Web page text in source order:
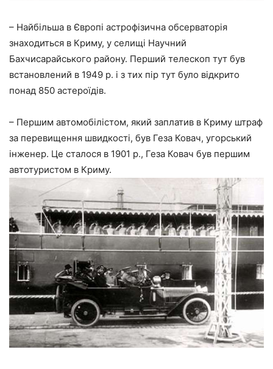
– Найбільша в Європі астрофізична обсерваторія
знаходиться в Криму, у селищі Научний
Бахчисарайського району. Перший телескоп тут був
встановлений в 1949 р. і з тих пір тут було відкрито
понад 850 астероїдів.
– Першим автомобілістом, який заплатив в Криму штраф
за перевищення швидкості, був Геза Ковач, угорський
інженер. Це сталося в 1901 р., Геза Ковач був першим
автотуристом в Криму.